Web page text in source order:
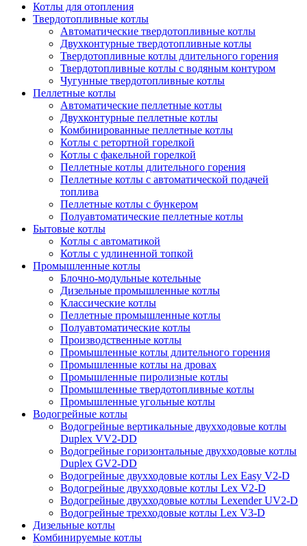
Котлы для отопления
Твердотопливные котлы
Автоматические твердотопливные котлы
Двухконтурные твердотопливные котлы
Твердотопливные котлы длительного горения
Твердотопливные котлы с водяным контуром
Чугунные твердотопливные котлы
Пеллетные котлы
Автоматические пеллетные котлы
Двухконтурные пеллетные котлы
Комбинированные пеллетные котлы
Котлы с ретортной горелкой
Котлы с факельной горелкой
Пеллетные котлы длительного горения
Пеллетные котлы с автоматической подачей
топлива
Пеллетные котлы с бункером
Полуавтоматические пеллетные котлы
Бытовые котлы
Котлы с автоматикой
Котлы с удлиненной топкой
Промышленные котлы
Блочно-модульные котельные
Дизельные промышленные котлы
Классические котлы
Пеллетные промышленные котлы
Полуавтоматические котлы
Производственные котлы
Промышленные котлы длительного горения
Промышленные котлы на дровах
Промышленные пиролизные котлы
Промышленные твердотопливные котлы
Промышленные угольные котлы
Водогрейные котлы
Водогрейные вертикальные двухходовые котлы
Duplex VV2-DD
Водогрейные горизонтальные двухходовые котлы
Duplex GV2-DD
Водогрейные двухходовые котлы Lex Easy V2-D
Водогрейные двухходовые котлы Lex V2-D
Водогрейные двухходовые котлы Lexender UV2-D
Водогрейные трехходовые котлы Lex V3-D
Дизельные котлы
Комбинируемые котлы